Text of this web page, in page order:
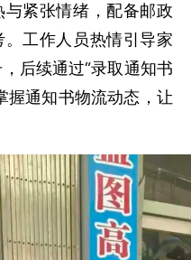
紧张情绪，配备邮政
工作人员热情引导家
后续通过“录取通知书
握通知书物流动态，让